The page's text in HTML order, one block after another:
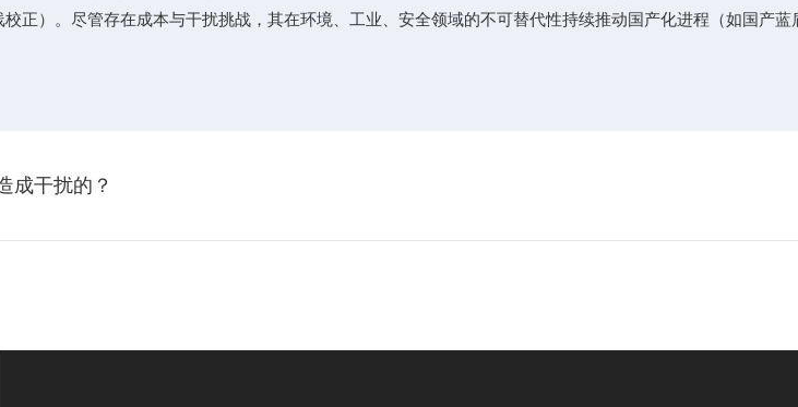
正）。尽管存在成本与干扰挑战，其在环境、工业、安全领域的不可替代性持续推动国产化进程（如国产蓝
成干扰的？